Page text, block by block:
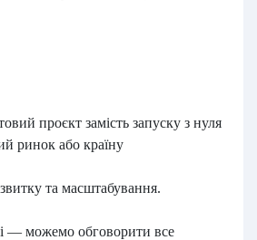
проєкт замість запуску з нуля
ринок або країну
та масштабування.
— можемо обговорити все